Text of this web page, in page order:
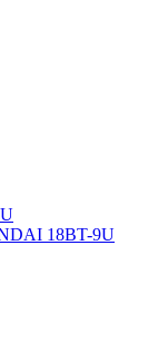
18BT-9U